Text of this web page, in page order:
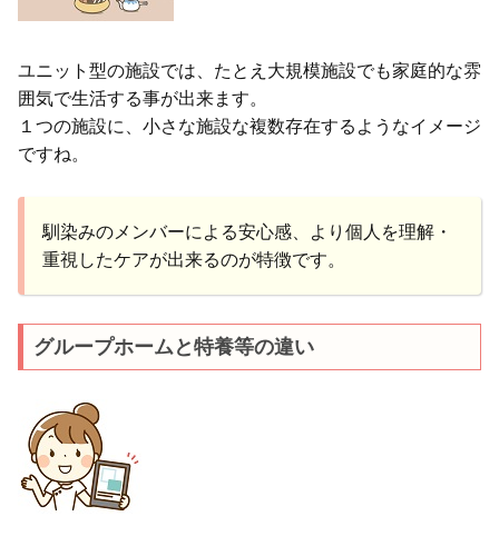
ユニット型の施設では、たとえ大規模施設でも家庭的な雰
囲気で生活する事が出来ます。
１つの施設に、小さな施設な複数存在するようなイメージ
ですね。
馴染みのメンバーによる安心感、より個人を理解・
重視したケアが出来るのが特徴です。
グループホームと特養等の違い